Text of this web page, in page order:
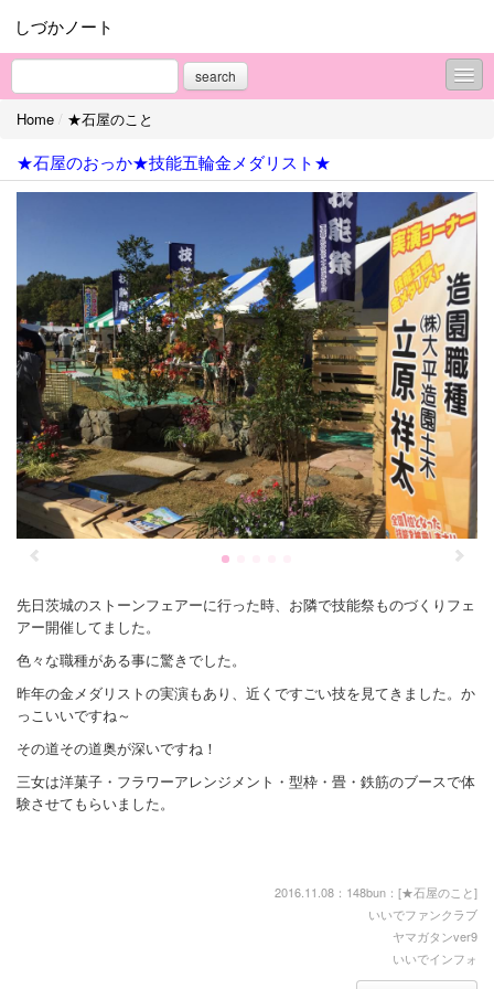
しづかノート
search
★石屋のこと
★おぼごのこと
★日々のつぶやき
プロフィール
お問合せ
Home / ★石屋のこと
★石屋のおっか★技能五輪金メダリスト★
先日茨城のストーンフェアーに行った時、お隣で技能祭ものづくりフェ
アー開催してました。
色々な職種がある事に驚きでした。
昨年の金メダリストの実演もあり、近くですごい技を見てきました。か
っこいいですね～
その道その道奥が深いですね！
三女は洋菓子・フラワーアレンジメント・型枠・畳・鉄筋のブースで体
験させてもらいました。
2016.11.08：148bun：[★石屋のこと]
いいでファンクラブ
ヤマガタンver9
いいでインフォ